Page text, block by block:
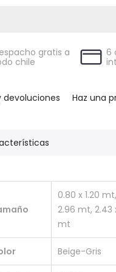
gratis a
chile
6
devoluciones Haz una
0.80 x 1.20
2.96 mt, 2.43
mt
Beige-Gris